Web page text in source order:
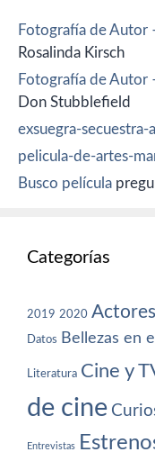
Fotografía de Autor
Rosalinda Kirsch
Fotografía de Autor
Don Stubblefield
exsuegra-secuestra-
pelicula-de-artes-
Busco película
Categorías
2019 2020
Datos Bellezas en
Literatura Cine y
de cine
Entrevistas